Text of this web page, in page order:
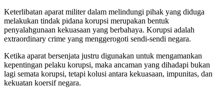
Keterlibatan aparat militer dalam melindungi pihak yang diduga
melakukan tindak pidana korupsi merupakan bentuk
penyalahgunaan kekuasaan yang berbahaya. Korupsi adalah
extraordinary crime yang menggerogoti sendi-sendi negara.
Ketika aparat bersenjata justru digunakan untuk mengamankan
kepentingan pelaku korupsi, maka ancaman yang dihadapi bukan
lagi semata korupsi, tetapi kolusi antara kekuasaan, impunitas, dan
kekuatan koersif negara.